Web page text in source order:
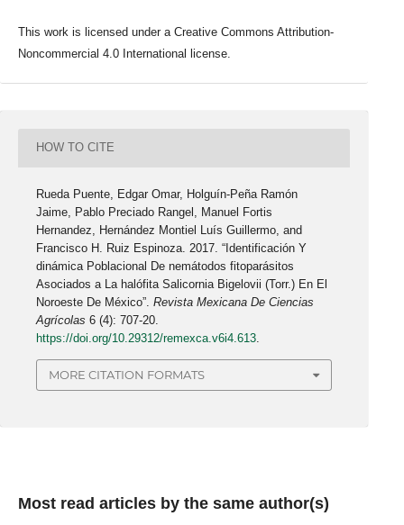
This work is licensed under a Creative Commons Attribution-
Noncommercial 4.0 International license.
HOW TO CITE
Rueda Puente, Edgar Omar, Holguín-Peña Ramón
Jaime, Pablo Preciado Rangel, Manuel Fortis
Hernandez, Hernández Montiel Luís Guillermo, and
Francisco H. Ruiz Espinoza. 2017. “Identificación Y
dinámica Poblacional De nemátodos fitoparásitos
Asociados a La halófita Salicornia Bigelovii (Torr.) En El
Noroeste De México”.Revista Mexicana De Ciencias
Agrícolas 6 (4): 707-20.
https://doi.org/10.29312/remexca.v6i4.613
MORE CITATION FORMATS
Most read articles by the same author(s)